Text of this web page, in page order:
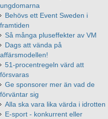
ungdomarna
Behövs ett Event Sweden i
framtiden
Så många pluseffekter av VM
Dags att vända på
affärsmodellen!
51-procentregeln värd att
försvaras
Ge sponsorer mer än vad de
förväntar sig
Alla ska vara lika värda i idrotten
E-sport - konkurrent eller